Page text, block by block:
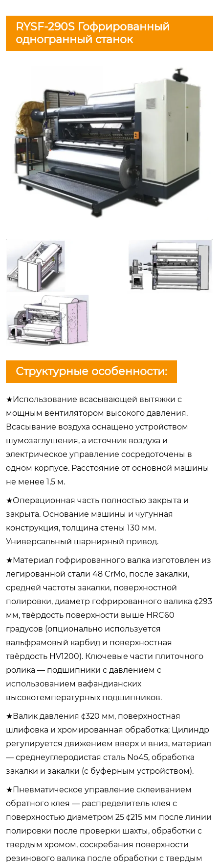
RYSF-290S Гофрированный
одногранный станок
Структурные особенности:
★Использование всасывающей вытяжки с
мощным вентилятором высокого давления.
Всасывание воздуха оснащено устройством
шумозаглушения, а источник воздуха и
электрическое управление сосредоточены в
одном корпусе. Расстояние от основной машины
не менее 1,5 м.
★Операционная часть полностью закрыта и
закрыта. Основание машины и чугунная
конструкция, толщина стены 130 мм.
Универсальный шарнирный привод.
★Материал гофрированного валка изготовлен из
легированной стали 48 CrMo, после закалки,
средней частоты закалки, поверхностной
полировки, диаметр гофрированного валика ¢293
мм, твёрдость поверхности выше HRC60
градусов (опционально используется
вальфрамовый карбид и поверхностная
твёрдость HV1200). Ключевые части плиточного
ролика — подшипники с давлением с
использованием вафандианских
высокотемпературных подшипников.
★Валик давления ¢320 мм, поверхностная
шлифовка и хромированная обработка; Цилиндр
регулируется движением вверх и вниз, материал
— среднеуглеродистая сталь No45, обработка
закалки и закалки (с буферным устройством).
★Пневматическое управление склеиванием
обратного клея — распределитель клея с
поверхностью диаметром 25 ¢215 мм после линии
полировки после проверки шахты, обработки с
твердым хромом, соскребания поверхности
резинового валика после обработки с твердым